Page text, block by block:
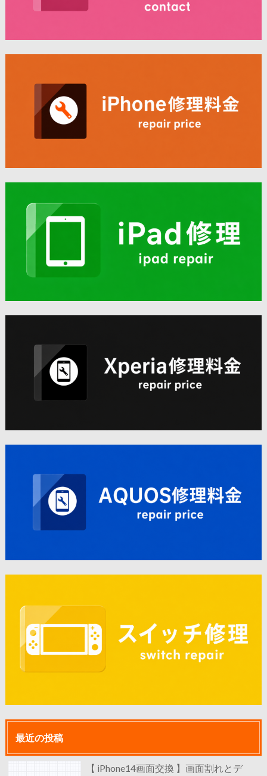
最近の投稿
【 iPhone14画面交換 】画面割れとデ